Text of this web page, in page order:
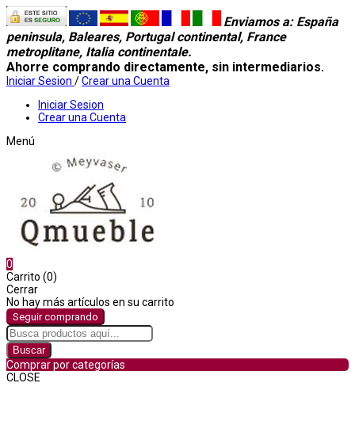
Enviamos a: España
peninsula, Baleares, Portugal continental, France
metroplitane, Italia continentale.
Ahorre comprando directamente, sin intermediarios.
Iniciar Sesion /Crear una Cuenta
Iniciar Sesion
Crear una Cuenta
Menú
0
Carrito (0)
Cerrar
No hay más artículos en su carrito
Seguir comprando
Buscar
Comprar por categorías
CLOSE